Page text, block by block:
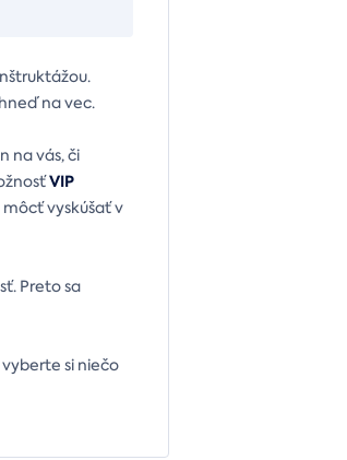
na vec.
na vás, či
VIP
vyskúšať v
Preto sa
si niečo